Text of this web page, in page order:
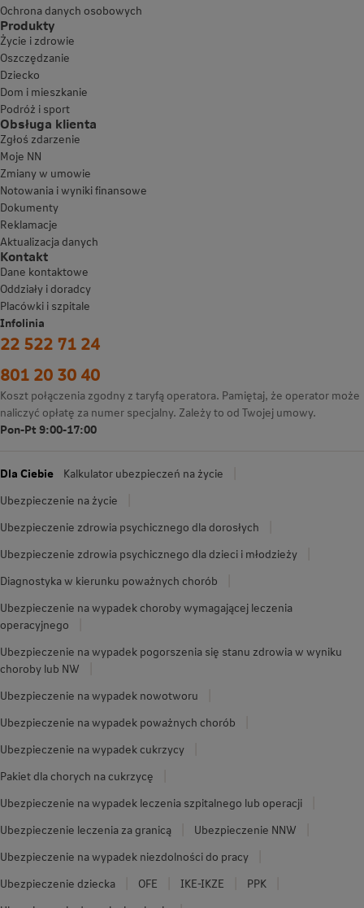
Ochrona danych osobowych
Produkty
Życie i zdrowie
Oszczędzanie
Dziecko
Dom i mieszkanie
Podróż i sport
Obsługa klienta
Zgłoś zdarzenie
Moje NN
Zmiany w umowie
Notowania i wyniki finansowe
Dokumenty
Reklamacje
Aktualizacja danych
Kontakt
Dane kontaktowe
Oddziały i doradcy
Placówki i szpitale
Infolinia
22 522 71 24
801 20 30 40
Koszt połączenia zgodny z taryfą operatora. Pamiętaj, że operator może
naliczyć opłatę za numer specjalny. Zależy to od Twojej umowy.
Pon-Pt 9:00-17:00
Dla Ciebie
Kalkulator ubezpieczeń na życie
Ubezpieczenie na życie
Ubezpieczenie zdrowia psychicznego dla dorosłych
Ubezpieczenie zdrowia psychicznego dla dzieci i młodzieży
Diagnostyka w kierunku poważnych chorób
Ubezpieczenie na wypadek choroby wymagającej leczenia
operacyjnego
Ubezpieczenie na wypadek pogorszenia się stanu zdrowia w wyniku
choroby lub NW
Ubezpieczenie na wypadek nowotworu
Ubezpieczenie na wypadek poważnych chorób
Ubezpieczenie na wypadek cukrzycy
Pakiet dla chorych na cukrzycę
Ubezpieczenie na wypadek leczenia szpitalnego lub operacji
Ubezpieczenie leczenia za granicą
Ubezpieczenie NNW
Ubezpieczenie na wypadek niezdolności do pracy
Ubezpieczenie dziecka
OFE IKE-IKZE
PPK